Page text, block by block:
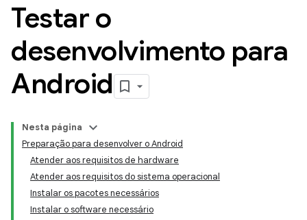
Testar o
desenvolvimento para
Android
Nesta página
Preparação para desenvolver o Android
Atender aos requisitos de hardware
Atender aos requisitos do sistema operacional
Instalar os pacotes necessários
Instalar o software necessário